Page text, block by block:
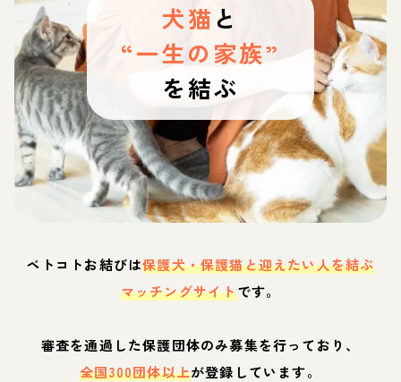
犬猫 と
“一生の家族”
を結ぶ
ペトコトお結びは保護犬・保護猫と迎えたい人を結ぶ
マッチングサイトです。
審査を通過した保護団体のみ募集を行っており、
全国300団体以上が登録しています。